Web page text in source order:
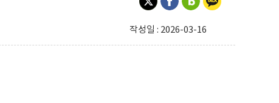
작성일 : 2026-03-16